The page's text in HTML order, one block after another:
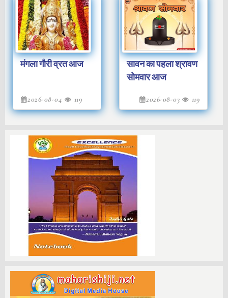
मंगला गौरी व्रत आज
2026-08-04 119
सावन का पहला श्रावण
सोमवार आज
2026-08-03 119